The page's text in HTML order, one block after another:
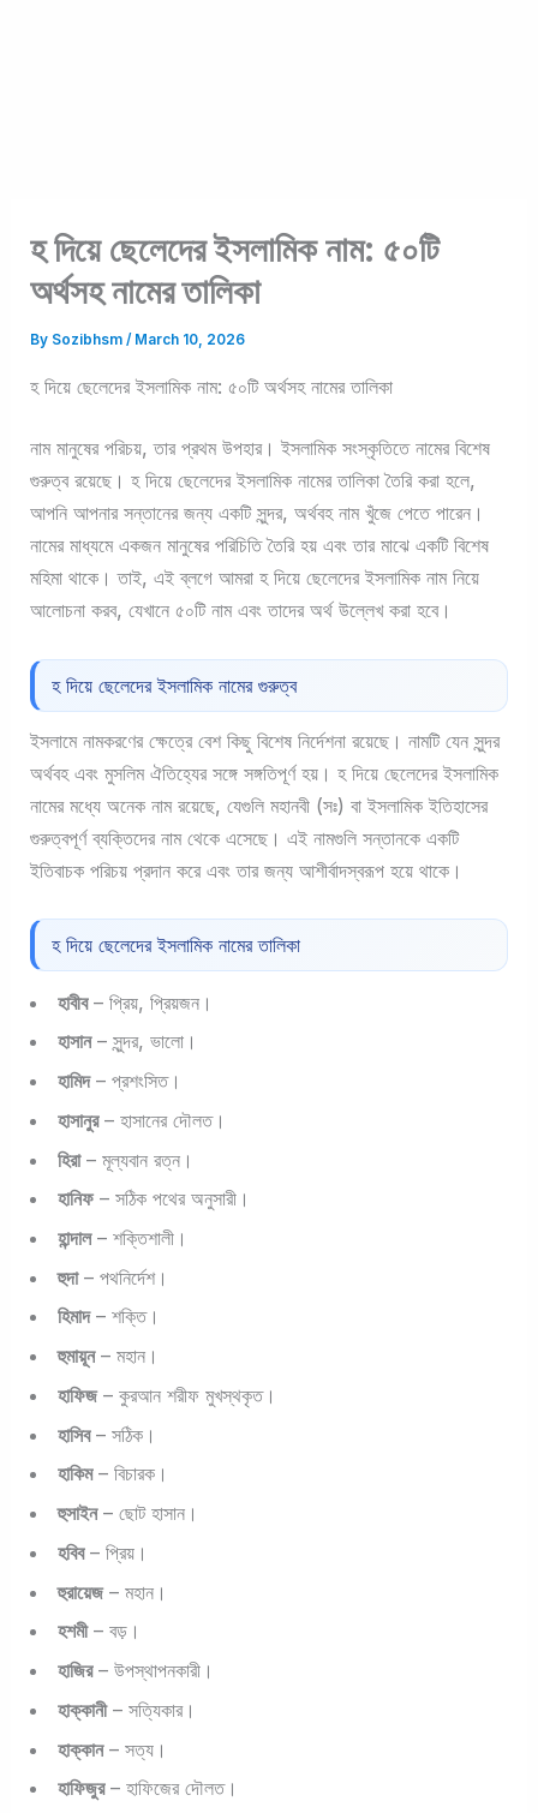
হ দিয়ে ছেলেদের ইসলামিক নাম: ৫০টি
অর্থসহ নামের তালিকা
By Sozibhsm/ March 10, 2026
হ দিয়ে ছেলেদের ইসলামিক নাম: ৫০টি অর্থসহ নামের তালিকা
নাম মানুষের পরিচয়, তার প্রথম উপহার। ইসলামিক সংস্কৃতিতে নামের বিশেষ
গুরুত্ব রয়েছে। হ দিয়ে ছেলেদের ইসলামিক নামের তালিকা তৈরি করা হলে,
আপনি আপনার সন্তানের জন্য একটি সুন্দর, অর্থবহ নাম খুঁজে পেতে পারেন।
নামের মাধ্যমে একজন মানুষের পরিচিতি তৈরি হয় এবং তার মাঝে একটি বিশেষ
মহিমা থাকে। তাই, এই ব্লগে আমরা হ দিয়ে ছেলেদের ইসলামিক নাম নিয়ে
আলোচনা করব, যেখানে ৫০টি নাম এবং তাদের অর্থ উল্লেখ করা হবে।
হ দিয়ে ছেলেদের ইসলামিক নামের গুরুত্ব
ইসলামে নামকরণের ক্ষেত্রে বেশ কিছু বিশেষ নির্দেশনা রয়েছে। নামটি যেন সুন্দর
অর্থবহ এবং মুসলিম ঐতিহ্যের সঙ্গে সঙ্গতিপূর্ণ হয়। হ দিয়ে ছেলেদের ইসলামিক
নামের মধ্যে অনেক নাম রয়েছে, যেগুলি মহানবী (সঃ) বা ইসলামিক ইতিহাসের
গুরুত্বপূর্ণ ব্যক্তিদের নাম থেকে এসেছে। এই নামগুলি সন্তানকে একটি
ইতিবাচক পরিচয় প্রদান করে এবং তার জন্য আশীর্বাদস্বরূপ হয়ে থাকে।
হ দিয়ে ছেলেদের ইসলামিক নামের তালিকা
হাবীব– প্রিয়, প্রিয়জন।
হাসান– সুন্দর, ভালো।
হামিদ– প্রশংসিত।
হাসানুর– হাসানের দৌলত।
হিরা– মূল্যবান রত্ন।
হানিফ– সঠিক পথের অনুসারী।
হান্দাল– শক্তিশালী।
হুদা– পথনির্দেশ।
হিমাদ– শক্তি।
হুমায়ূন– মহান।
হাফিজ– কুরআন শরীফ মুখস্থকৃত।
হাসিব– সঠিক।
হাকিম– বিচারক।
হুসাইন– ছোট হাসান।
হবিব– প্রিয়।
হুরায়েজ– মহান।
হশমী– বড়।
হাজির– উপস্থাপনকারী।
হাক্কানী– সত্যিকার।
হাক্কান– সত্য।
হাফিজুর– হাফিজের দৌলত।